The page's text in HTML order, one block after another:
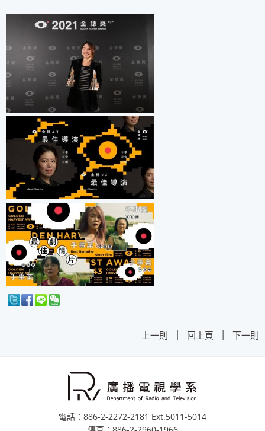
上一則 | 回上頁 | 下一則
電話：886-2-2272-2181 Ext.5011-5014